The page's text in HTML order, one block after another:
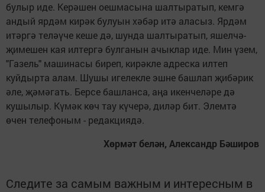
булыр иде. Керәшен оешмасына шалтыратып, кемгә
андый ярдәм кирәк булуын хәбәр итә аласыз. Ярдәм
итәргә теләүче кеше дә, шунда шалтыратып, яшелчә-
җимешен кая илтергә булганын ачыклар иде. Мин үзем,
"Газель" машинасы биреп, кирәкле адреска илтеп
куйдырта алам. Шушы игелекле эшне башлап җибәрик
әле, җәмәгать. Берсе башланса, аңа икенчеләре дә
кушылыр. Күмәк көч тау күчерә, диләр бит. Элемтә
өчен телефоным - редакциядә.
Хөрмәт белән, Александр Бәширов
Следите за самым важным и интересным в